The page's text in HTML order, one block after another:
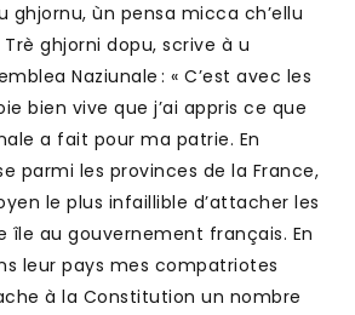
ghjornu, ùn pensa micca ch’ellu
ghjorni dopu, scrive à u
Naziunale : « C’est avec les
bien vive que j’ai appris ce que
a fait pour ma patrie. En
parmi les provinces de la France,
le plus infaillible d’attacher les
au gouvernement français. En
leur pays mes compatriotes
à la Constitution un nombre